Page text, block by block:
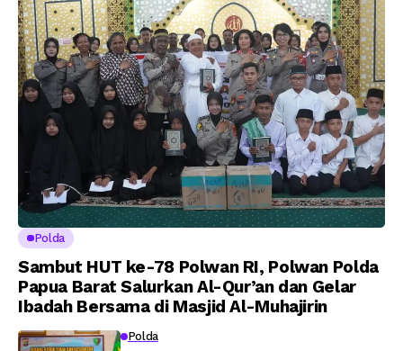
Perwira Polri Lulusan
AKPOL 2026
Polda
Sambut HUT ke-78 Polwan RI, Polwan Polda
Papua Barat Salurkan Al-Qur’an dan Gelar
Ibadah Bersama di Masjid Al-Muhajirin
Polda